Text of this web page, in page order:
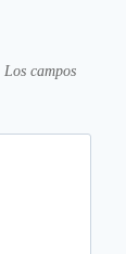
Los campos